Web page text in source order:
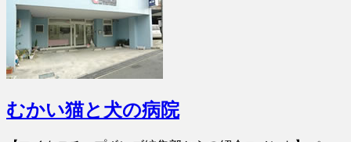
むかい猫と犬の病院